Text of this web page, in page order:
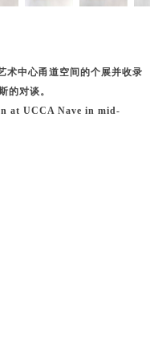
术中心甬道空间的个展并收录
的对谈。
at UCCA Nave in mid-